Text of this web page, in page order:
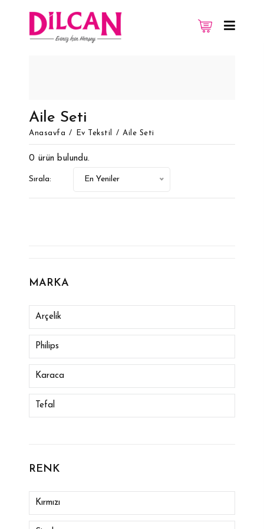
Aile Seti
Anasayfa Ev Tekstil Aile Seti
0 ürün bulundu.
Sırala: En Yeniler
MARKA
Arçelik
Philips
Karaca
Tefal
Arnıca
Remıngton
Rowenta
RENK
Kırmızı